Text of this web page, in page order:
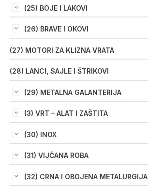
(25) BOJE I LAKOVI
(26) BRAVE I OKOVI
(27) MOTORI ZA KLIZNA VRATA
(28) LANCI, SAJLE I ŠTRIKOVI
(29) METALNA GALANTERIJA
(3) VRT – ALAT I ZAŠTITA
(30) INOX
(31) VIJČANA ROBA
(32) CRNA I OBOJENA METALURGIJA